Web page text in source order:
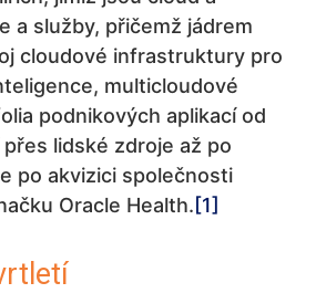
a služby, přičemž jádrem
cloudové infrastruktury pro
multicloudové
podnikových aplikací od
lidské zdroje až po
po akvizici společnosti
Oracle Health.[1]